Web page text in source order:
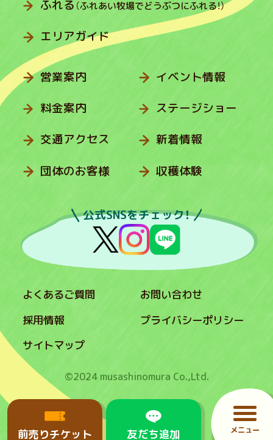
前売りチケット 友だち追加 メニュー
ふれる （ふれあい牧場でどうぶつにふれる！）
エリアガイド
営業案内
料金案内
交通アクセス
団体のお客様
イベント情報
ステージショー
新着情報
収穫体験
公式SNSをチェック！
よくあるご質問
お問い合わせ
採用情報
プライバシーポリシー
サイトマップ
©2024 musashinomura Co.,Ltd.